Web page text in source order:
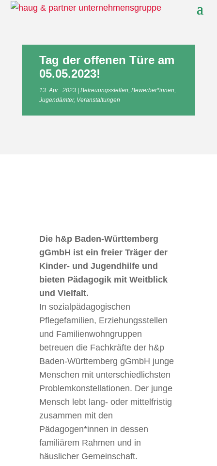
Tag der offenen Türe am
05.05.2023!
13. Apr.. 2023 Betreuungsstellen, Bewerber*innen,
Jugendämter, Veranstaltungen
Die h&p Baden-Württemberg
gGmbH ist ein freier Träger der
Kinder- und Jugendhilfe und
bieten Pädagogik mit Weitblick
und Vielfalt.
In sozialpädagogischen
Pflegefamilien, Erziehungsstellen
und Familienwohngruppen
betreuen die Fachkräfte der h&p
Baden-Württemberg gGmbH junge
Menschen mit unterschiedlichsten
Problemkonstellationen. Der junge
Mensch lebt lang- oder mittelfristig
zusammen mit den
Pädagogen*innen in dessen
familiärem Rahmen und in
häuslicher Gemeinschaft.